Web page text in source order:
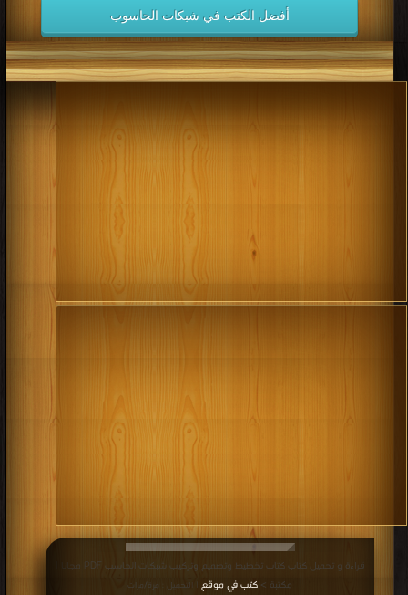
أفضل الكتب في شبكات الحاسوب
قراءة و تحميل كتاب كتاب تخطيط وتصميم وتركيب شبكات الحاسب PDF مجانا |
مكتبة > كتب في موقع | التحميل : مرة/مرات